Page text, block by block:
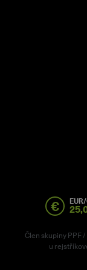
€
Člen skupiny PPF /
u